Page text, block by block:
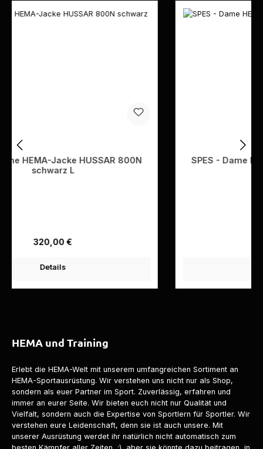
SPES - Dame HEMA-Jacke HUSSAR 800N
HEMA und Training
Erlebt die HEMA-Welt mit unserem umfangreichen Sortiment an
HEMA-Sportausrüstung. Wir verstehen uns nicht nur als Shop,
sondern als euer Partner im Sport. Zuverlässig, erfahren und
immer an eurer Seite. Wir bieten euch nicht nur Qualität und
Vielfalt, sondern auch die Expertise von Sportlern für Sportler. Wir
verstehen eure Leidenschaft, denn sie ist auch unsere. Mit
unserer Ausrüstung werdet ihr natürlich nicht automatisch zum